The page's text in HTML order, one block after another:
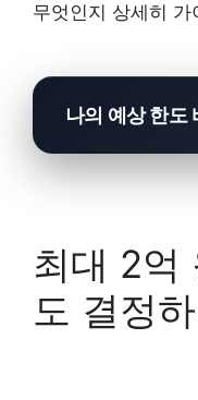
무엇인지 상세히
나의 예상 한도
최대 2억
도 결정